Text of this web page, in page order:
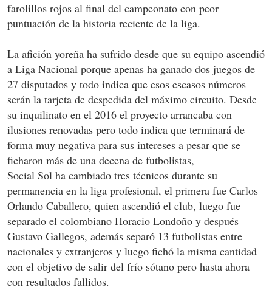
farolillos rojos al final del campeonato con peor
puntuación de la historia reciente de la liga.
La afición yoreña ha sufrido desde que su equipo ascendió
a Liga Nacional porque apenas ha ganado dos juegos de
27 disputados y todo indica que esos escasos números
serán la tarjeta de despedida del máximo circuito. Desde
su inquilinato en el 2016 el proyecto arrancaba con
ilusiones renovadas pero todo indica que terminará de
forma muy negativa para sus intereses a pesar que se
ficharon más de una decena de futbolistas,
Social Sol ha cambiado tres técnicos durante su
permanencia en la liga profesional, el primera fue Carlos
Orlando Caballero, quien ascendió el club, luego fue
separado el colombiano Horacio Londoño y después
Gustavo Gallegos, además separó 13 futbolistas entre
nacionales y extranjeros y luego fichó la misma cantidad
con el objetivo de salir del frío sótano pero hasta ahora
con resultados fallidos.